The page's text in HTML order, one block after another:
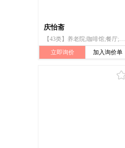
庆怡斋
【43类】养老院;咖啡馆;餐厅;饭店;日间托儿所（看孩子）;快餐馆;酒吧服务;日式料理餐厅;流动饮食供应;茶馆
立即询价
加入询价单